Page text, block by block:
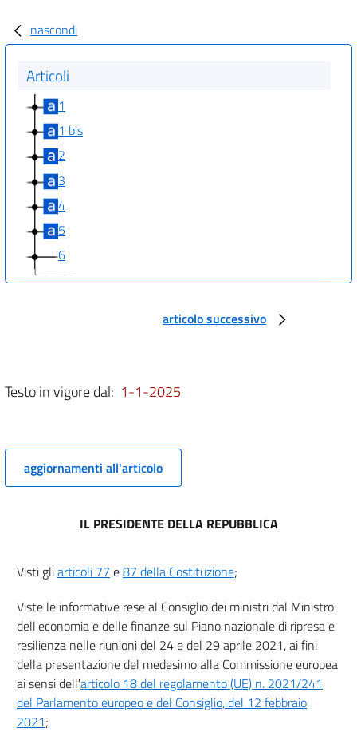
nascondi
Articoli
1
1 bis
2
3
4
5
6
articolo successivo
Testo in vigore dal: 1-1-2025
aggiornamenti all'articolo
IL PRESIDENTE DELLA REPUBBLICA
Visti gliarticoli 77 e87 della Costituzione;
Viste le informative rese al Consiglio dei ministri dal Ministro
dell'economia e delle finanze sul Piano nazionale di ripresa e
resilienza nelle riunioni del 24 e del 29 aprile 2021, ai fini
della presentazione del medesimo alla Commissione europea
ai sensi dell'articolo 18 del regolamento (UE) n. 2021/241
del Parlamento europeo e del Consiglio, del 12 febbraio
2021;